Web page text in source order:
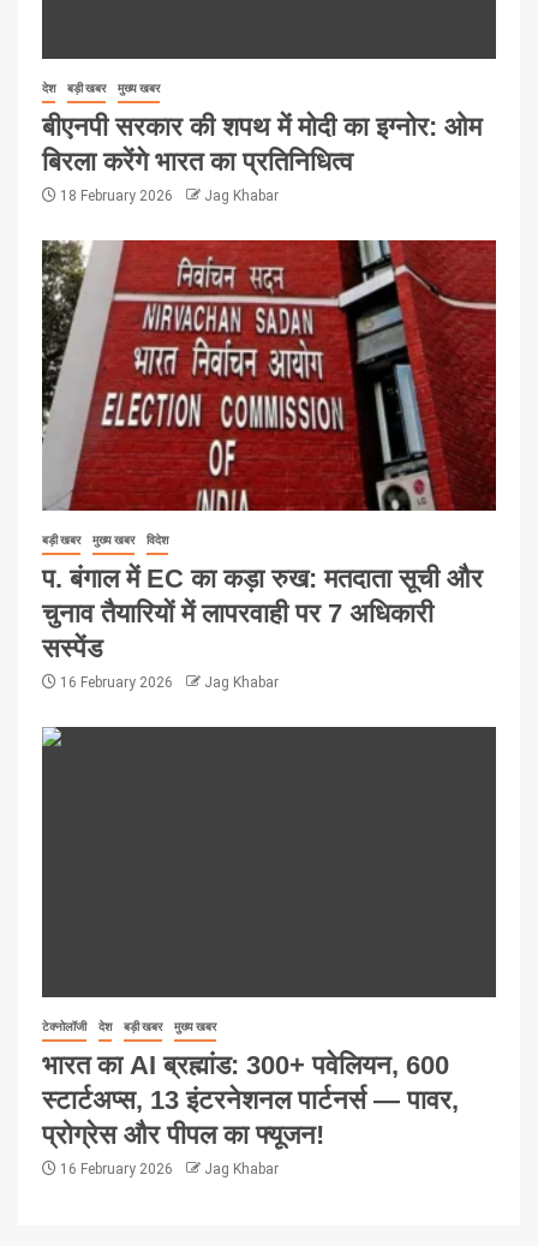
देश बड़ी खबर मुख्य खबर
बीएनपी सरकार की शपथ में मोदी का इग्नोर: ओम
बिरला करेंगे भारत का प्रतिनिधित्व
18 February 2026 Jag Khabar
बड़ी खबर मुख्य खबर विदेश
प. बंगाल में EC का कड़ा रुख: मतदाता सूची और
चुनाव तैयारियों में लापरवाही पर 7 अधिकारी
सस्पेंड
16 February 2026 Jag Khabar
टेक्नोलॉजी देश बड़ी खबर मुख्य खबर
भारत का AI ब्रह्मांड: 300+ पवेलियन, 600
स्टार्टअप्स, 13 इंटरनेशनल पार्टनर्स — पावर,
प्रोग्रेस और पीपल का फ्यूजन!
16 February 2026 Jag Khabar